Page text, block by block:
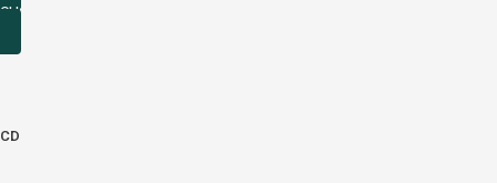
CHCEM SPEVNÍK
CD